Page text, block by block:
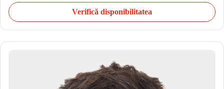
Verifică disponibilitatea